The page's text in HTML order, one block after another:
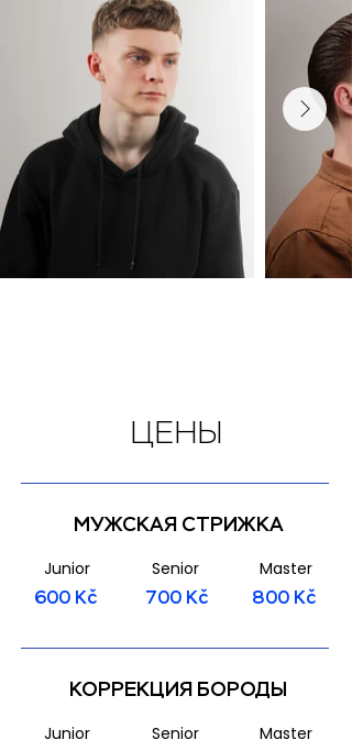
ЦЕНЫ
МУЖСКАЯ СТРИЖКА
Junior
600 Kč
Senior
700 Kč
Master
800 Kč
КОРРЕКЦИЯ БОРОДЫ
Junior Senior Master